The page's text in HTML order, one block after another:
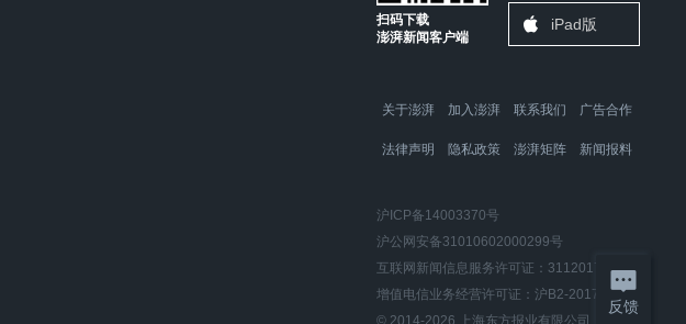
扫码下载
澎湃新闻客户端
iPad版
关于澎湃 加入澎湃 联系我们 广告合作
法律声明 隐私政策 澎湃矩阵 新闻报料
沪ICP备14003370号
沪公网安备31010602000299号
互联网新闻信息服务许可证：31120170006
增值电信业务经营许可证：沪B2-2017116
© 2014-2026 上海东方报业有限公司
反馈